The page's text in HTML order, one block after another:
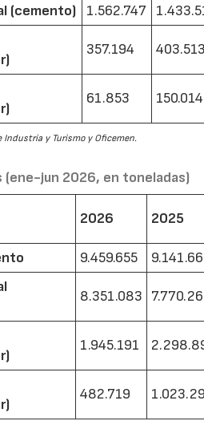
(cemento)
1.562.747
357.194
61.853 150.014
Industria y Turismo y Oficemen.
(ene-jun 2026, en toneladas)
2026 2025
9.459.655
8.351.083
1.945.191
482.719